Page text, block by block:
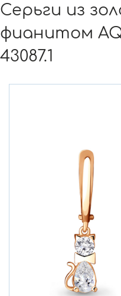
Серьги из
фианитом
43087.1